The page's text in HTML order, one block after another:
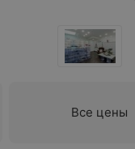
Все цены